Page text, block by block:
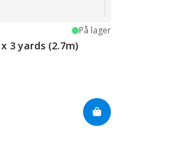
På lager
3 yards (2.7m)